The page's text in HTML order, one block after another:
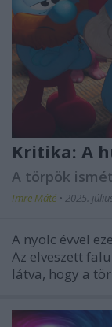
Kritika: A
A törpök
Imre Máté • 2025.
A nyolc évvel
Az elveszett falu
látva, hogy a